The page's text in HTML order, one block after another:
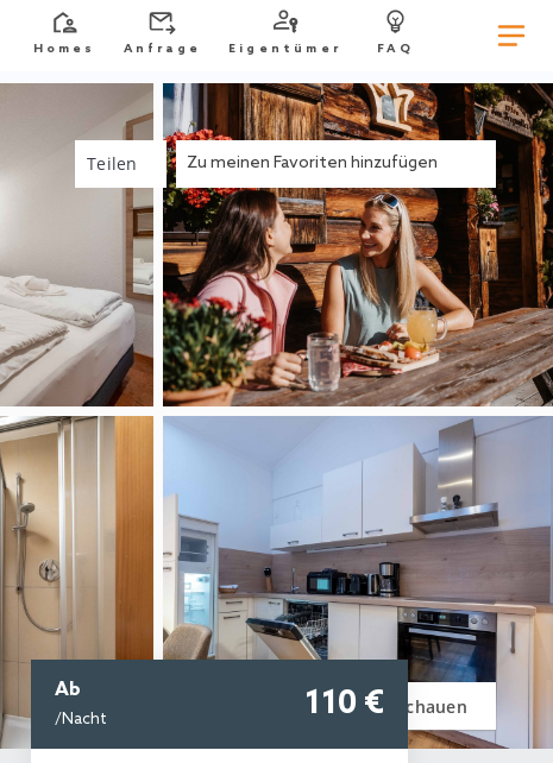
Homes Anfrage Eigentümer FAQ
Bilder anschauen
Zu meinen Favoriten hinzufügen
Teilen
Ab
/Nacht 110 €